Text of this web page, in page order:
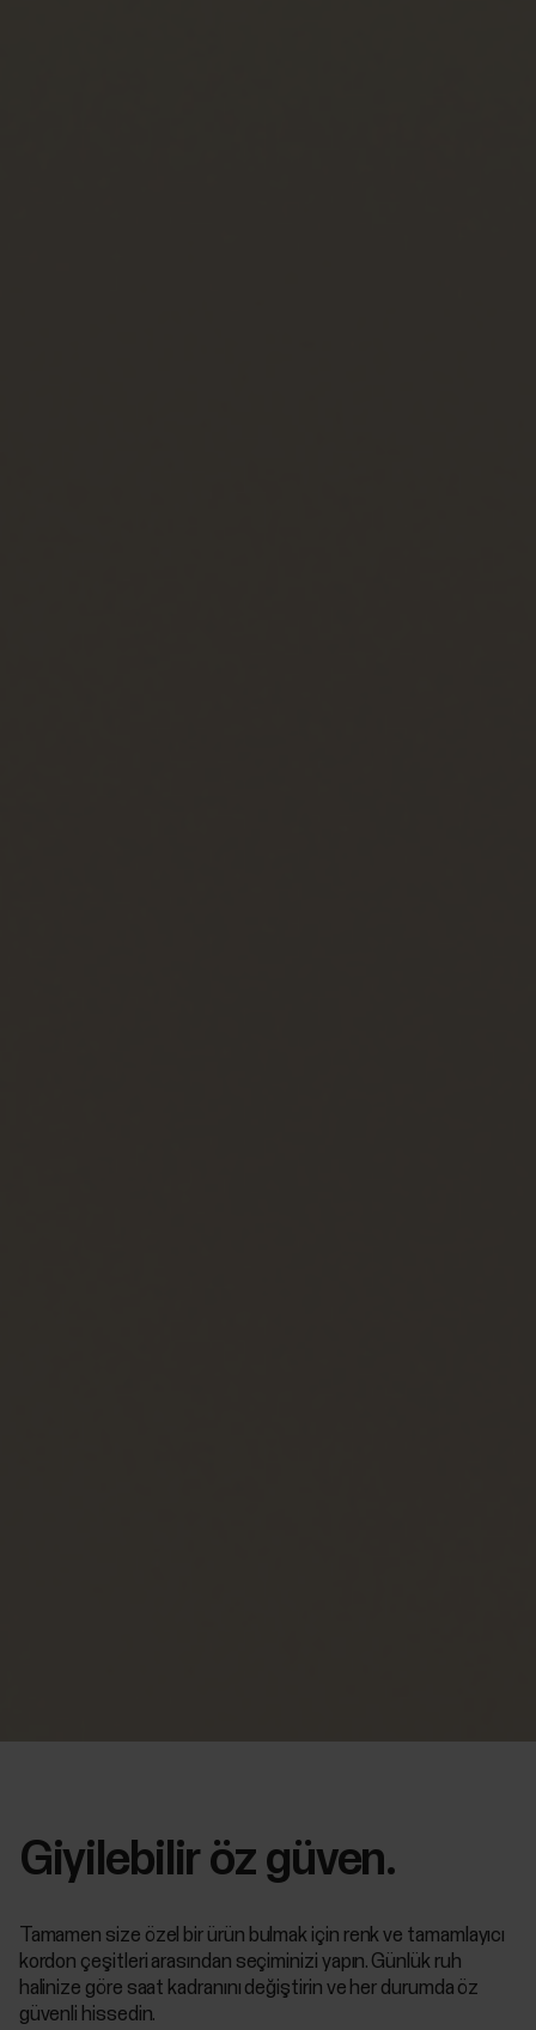
Giyilebilir öz güven.
Tamamen size özel bir ürün bulmak için renk ve tamamlayıcı
kordon çeşitleri arasından seçiminizi yapın. Günlük ruh
halinize göre saat kadranını değiştirin ve her durumda öz
güvenli hissedin.